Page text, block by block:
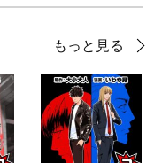
もっと見る